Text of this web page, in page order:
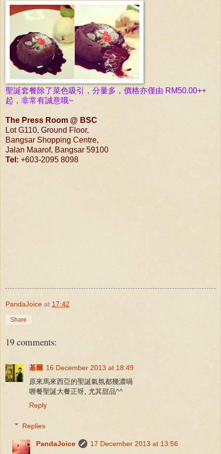
聖誕套餐除了菜色吸引，分量多，價格亦僅由 RM50.00++
起 ， 非常有誠意哦~
The Press Room @ BSC
Lot G110, Ground Floor,
Bangsar Shopping Centre,
Jalan Maarof, Bangsar 59100
Tel: +603-2095 8098
PandaJoice at 17:42
Share
19 comments:
基爾 16 December 2013 at 18:49
原來馬來西亞的聖誕氣氛都幾濃喎
喱餐聖誕大餐正呀, 尤其甜品^^
Reply
Replies
PandaJoice
17 December 2013 at 13:56